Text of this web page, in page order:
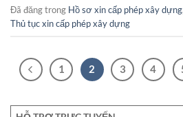
Đã đăng trong Hồ sơ xin cấp phép xây dựng,
Thủ tục xin cấp phép xây dựng
1 2 3 4